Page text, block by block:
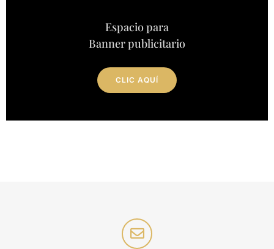
Espacio para
Banner publicitario
CLIC AQUÍ